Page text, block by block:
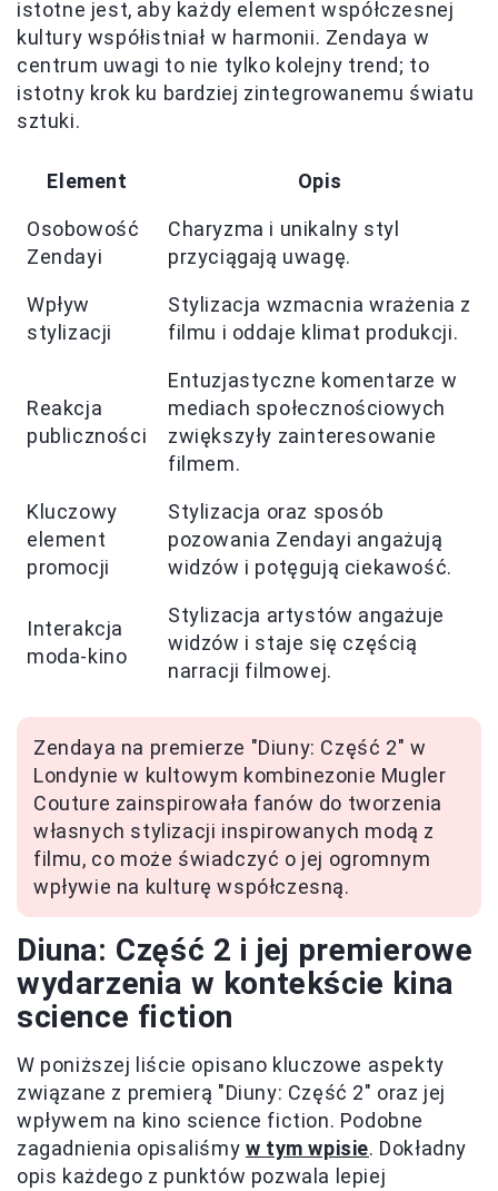
istotne jest, aby każdy element współczesnej
kultury współistniał w harmonii. Zendaya w
centrum uwagi to nie tylko kolejny trend; to
istotny krok ku bardziej zintegrowanemu światu
sztuki.
Element Opis
Osobowość
Zendayi
Charyzma i unikalny styl
przyciągają uwagę.
Wpływ
stylizacji
Stylizacja wzmacnia wrażenia z
filmu i oddaje klimat produkcji.
Reakcja
publiczności
Entuzjastyczne komentarze w
mediach społecznościowych
zwiększyły zainteresowanie
filmem.
Kluczowy
element
promocji
Stylizacja oraz sposób
pozowania Zendayi angażują
widzów i potęgują ciekawość.
Interakcja
moda-kino
Stylizacja artystów angażuje
widzów i staje się częścią
narracji filmowej.
Zendaya na premierze "Diuny: Część 2" w
Londynie w kultowym kombinezonie Mugler
Couture zainspirowała fanów do tworzenia
własnych stylizacji inspirowanych modą z
filmu, co może świadczyć o jej ogromnym
wpływie na kulturę współczesną.
Diuna: Część 2 i jej premierowe
wydarzenia w kontekście kina
science fiction
W poniższej liście opisano kluczowe aspekty
związane z premierą "Diuny: Część 2" oraz jej
wpływem na kino science fiction. Podobne
zagadnienia opisaliśmy w tym wpisie. Dokładny
opis każdego z punktów pozwala lepiej